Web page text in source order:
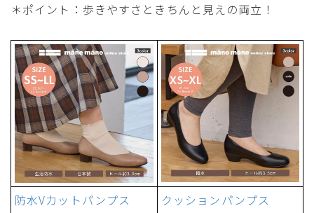
＊ポイント：歩きやすさときちんと見えの両立！
防水Vカットパンプス クッションパンプス